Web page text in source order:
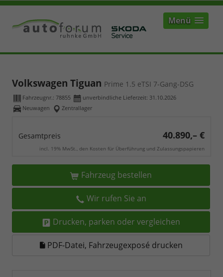
Menü
Volkswagen Tiguan Prime 1.5 eTSI 7-Gang-DSG
Fahrzeugnr.: 78855 unverbindliche Lieferzeit: 31.10.2026
Neuwagen
Zentrallager
Gesamtpreis 40.890,– €
incl. 19% MwSt., den Kosten für Überführung und Zulassungspapieren
Fahrzeug bestellen
Wir rufen Sie an
Drucken, parken oder vergleichen
PDF-Datei, Fahrzeugexposé drucken